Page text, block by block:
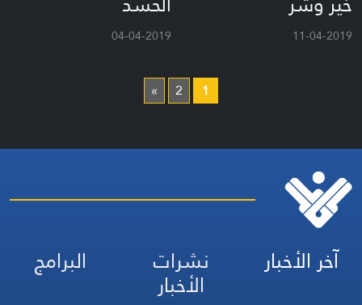
11-04-2019
04-04-2019
1
2
»
آخر الأخبار نشرات
الأخبار
البرامج